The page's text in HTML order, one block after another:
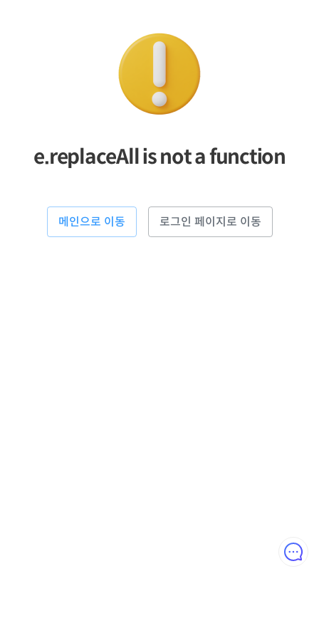
e.replaceAll is not a function
메인으로 이동 로그인 페이지로 이동